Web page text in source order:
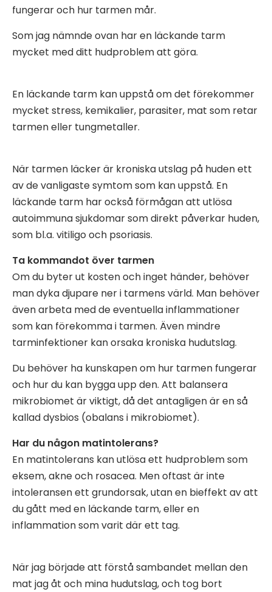
fungerar och hur tarmen mår.
Som jag nämnde ovan har en läckande tarm
mycket med ditt hudproblem att göra.
En läckande tarm kan uppstå om det förekommer
mycket stress, kemikalier, parasiter, mat som retar
tarmen eller tungmetaller.
När tarmen läcker är kroniska utslag på huden ett
av de vanligaste symtom som kan uppstå. En
läckande tarm har också förmågan att utlösa
autoimmuna sjukdomar som direkt påverkar huden,
som bl.a. vitiligo och psoriasis.
Ta kommandot över tarmen
Om du byter ut kosten och inget händer, behöver
man dyka djupare ner i tarmens värld. Man behöver
även arbeta med de eventuella inflammationer
som kan förekomma i tarmen. Även mindre
tarminfektioner kan orsaka kroniska hudutslag.
Du behöver ha kunskapen om hur tarmen fungerar
och hur du kan bygga upp den. Att balansera
mikrobiomet är viktigt, då det antagligen är en så
kallad dysbios (obalans i mikrobiomet).
Har du någon matintolerans?
En matintolerans kan utlösa ett hudproblem som
eksem, akne och rosacea. Men oftast är inte
intoleransen ett grundorsak, utan en bieffekt av att
du gått med en läckande tarm, eller en
inflammation som varit där ett tag.
När jag började att förstå sambandet mellan den
mat jag åt och mina hudutslag, och tog bort